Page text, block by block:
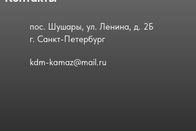
пос. Шушары, ул. Ленина, д. 2Б
г. Санкт-Петербург
kdm-kamaz@mail.ru